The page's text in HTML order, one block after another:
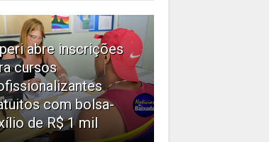
abre inscrições
cursos
com bolsa-
de R$ 1 mil